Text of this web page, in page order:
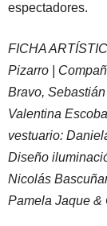
espectadores.
FICHA
Pizarro |
Bravo,
Valentina
vestuario:
Diseño
Nicolás
Pamela Jaque &